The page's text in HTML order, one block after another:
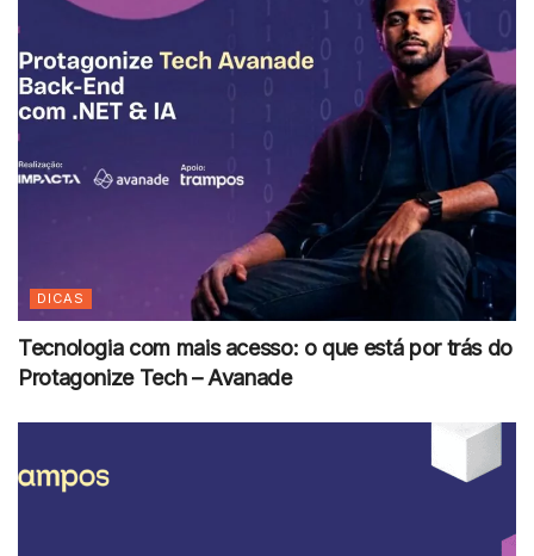
DICAS
Tecnologia com mais acesso: o que está por trás do
Protagonize Tech – Avanade